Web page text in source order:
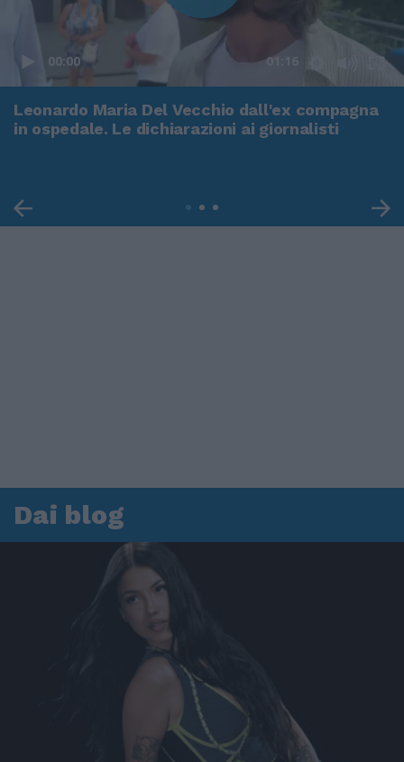
00:00 01:16
Leonardo Maria Del Vecchio dall'ex compagna
in ospedale. Le dichiarazioni ai giornalisti
Dai blog